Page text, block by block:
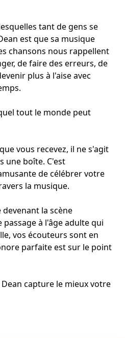
tant de gens se
est que sa musique
chansons nous rappellent
de faire des erreurs, de
plus à l'aise avec
tout le monde peut
vous recevez, il ne s'agit
une boîte. C'est
de célébrer votre
la musique.
la scène
à l'âge adulte qui
vos écouteurs sont en
parfaite est sur le point
capture le mieux votre